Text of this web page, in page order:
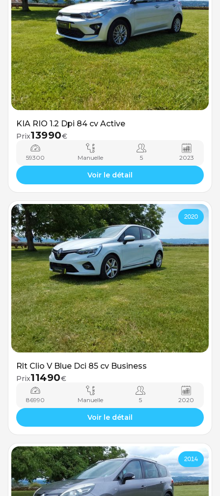
KIA RIO 1.2 Dpi 84 cv Active
Prix13990€
59300 Manuelle 5 2023
Voir le détail
2020
Rlt Clio V Blue Dci 85 cv Business
Prix11490€
86990 Manuelle 5 2020
Voir le détail
2014